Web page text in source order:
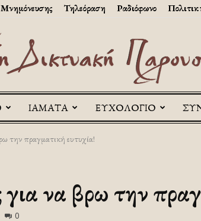
Τηλεόραση Ραδιόφωνο
Askitikon
ΙΑΜΑΤΑ ΕΥΧΟΛΟΓΙΟ
την πραγματική ευτυχία!
για να βρω την
0